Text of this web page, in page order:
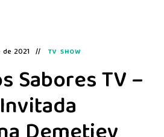
2021 TV SHOW
Sabores TV –